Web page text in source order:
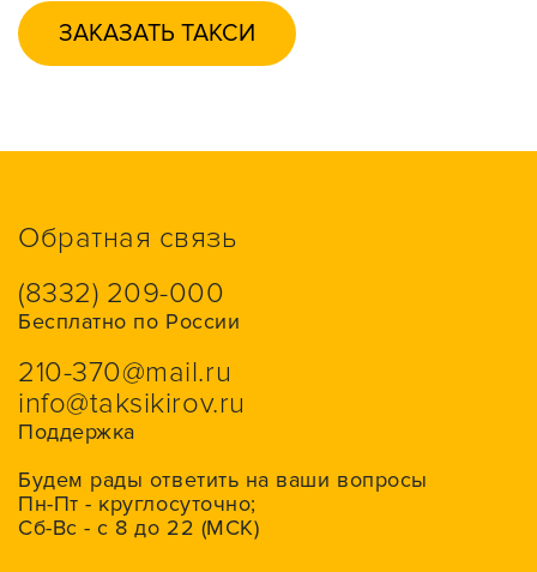
Обратная связь
(8332) 209-000
Бесплатно по России
210-370@mail.ru
info@taksikirov.ru
Поддержка
Будем рады ответить на ваши вопросы
Пн-Пт - круглосуточно;
Сб-Вс - с 8 до 22 (МСК)